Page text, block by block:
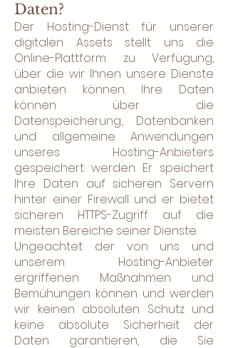
Daten?
Der Hosting-Dienst für unserer
digitalen Assets stellt uns die
Online-Plattform zu Verfügung,
über die wir Ihnen unsere Dienste
anbieten können. Ihre Daten
können über die
Datenspeicherung, Datenbanken
und allgemeine Anwendungen
unseres Hosting-Anbieters
gespeichert werden. Er speichert
Ihre Daten auf sicheren Servern
hinter einer Firewall und er bietet
sicheren HTTPS-Zugriff auf die
meisten Bereiche seiner Dienste.
Ungeachtet der von uns und
unserem Hosting-Anbieter
ergriffenen Maßnahmen und
Bemühungen können und werden
wir keinen absoluten Schutz und
keine absolute Sicherheit der
Daten garantieren, die Sie